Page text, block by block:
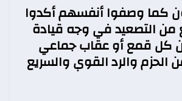
كما وصفوا أنفسهم أكدوا
من التصعيد في وجه قيادة
أن كل قمع أو عقاب جماعي
الحزم والرد القوي والسريع